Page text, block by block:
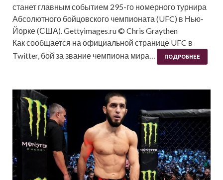
станет главным событием 295-го номерного турнира
Абсолютного бойцовского чемпионата (UFC) в Нью-
Йорке (США). Gettyimages.ru © Chris Graythen
Как сообщается на официальной странице UFC в
Twitter, бой за звание чемпиона мира…
ПОДРОБНЕЕ